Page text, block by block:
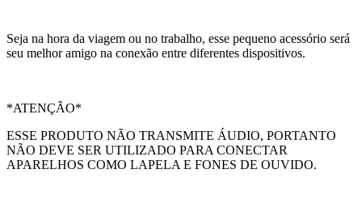
Seja na hora da viagem ou no trabalho, esse pequeno acessório será
seu melhor amigo na conexão entre diferentes dispositivos.
*ATENÇÃO*
ESSE PRODUTO NÃO TRANSMITE ÁUDIO, PORTANTO
NÃO DEVE SER UTILIZADO PARA CONECTAR
APARELHOS COMO LAPELA E FONES DE OUVIDO.